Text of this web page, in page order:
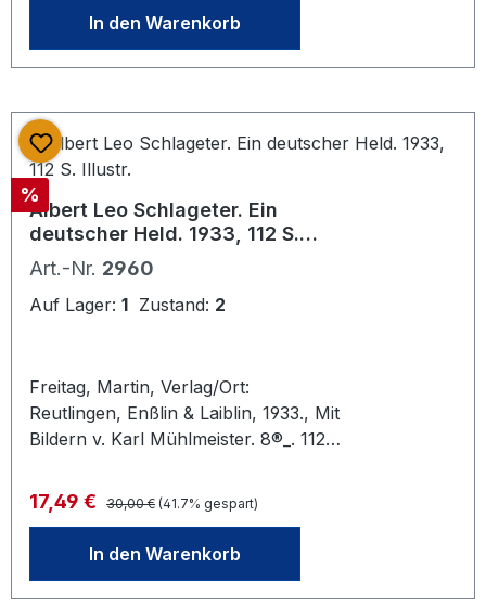
schön. 7. Auflage, Zentralverlag d.
München. Bei Bestellung bitte
Kopie vom gültigen Personalausweis).
In den Warenkorb
Rabatt
%
Albert Leo Schlageter. Ein
deutscher Held. 1933, 112 S.
Illustr.
Art.-Nr. 2960
Auf Lager: 1 Zustand: 2
Freitag, Martin, Verlag/Ort:
Reutlingen, Enßlin & Laiblin, 1933., Mit
Bildern v. Karl Mühlmeister. 8®_. 112
und bestoßen. NS-Buch über den
von den Franzosen erschossenen
Freischärler. Dem Buch mit einer
Postkarte mit Abbild Leo Schlageters.
Verkaufspreis:
17,49 € Regulärer Preis:
30,00 € (41.7% gespart)
In den Warenkorb